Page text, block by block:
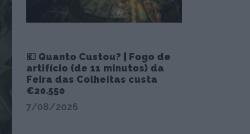
💶 Quanto Custou? | Fogo de
artifício (de 11 minutos) da
Feira das Colheitas custa
€20.550
7/08/2026